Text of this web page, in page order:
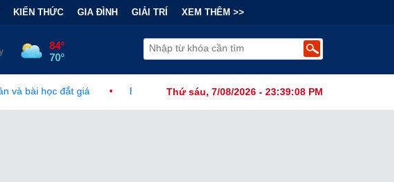
KIẾN THỨC GIA ĐÌNH GIẢI TRÍ XEM THÊM >>
Thứ sáu, 7/08/2026 - 23:39:10 PM
• Bẫy Tài Chính Đằng Sau "Cơn Sốt" Trà Sữa Nhượng Quyền: Lợi Nhuận Thuộc Về